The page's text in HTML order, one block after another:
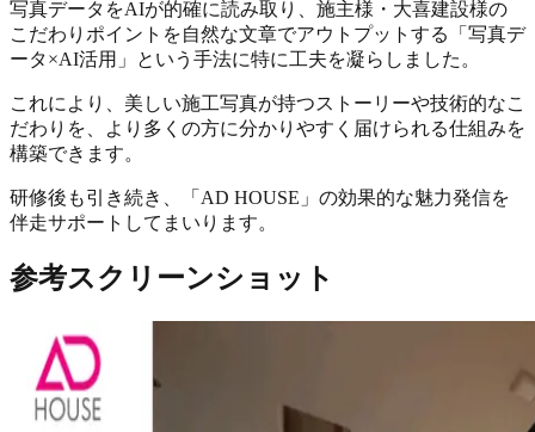
写真データをAIが的確に読み取り、施主様・大喜建設様の
こだわりポイントを自然な文章でアウトプットする「写真デ
ータ×AI活用」という手法に特に工夫を凝らしました。
これにより、美しい施工写真が持つストーリーや技術的なこ
だわりを、より多くの方に分かりやすく届けられる仕組みを
構築できます。
研修後も引き続き、「AD HOUSE」の効果的な魅力発信を
伴走サポートしてまいります。
参考スクリーンショット